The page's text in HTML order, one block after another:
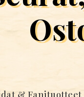
& Fanituotteet